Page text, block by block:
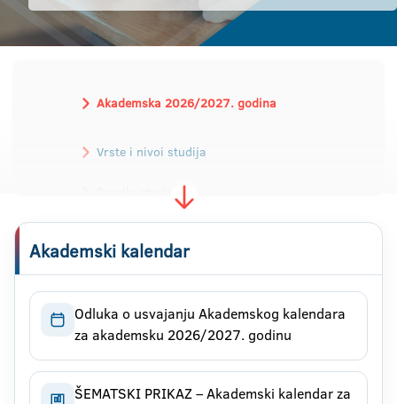
Akademska 2026/2027. godina
Vrste i nivoi studija
Akademski kalendar
Odluka o usvajanju Akademskog kalendara
za akademsku 2026/2027. godinu
ŠEMATSKI PRIKAZ – Akademski kalendar za